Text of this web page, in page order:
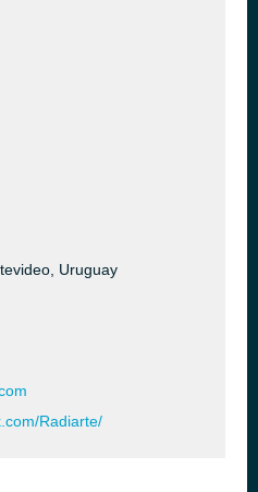
Uruguay
Radiarte/